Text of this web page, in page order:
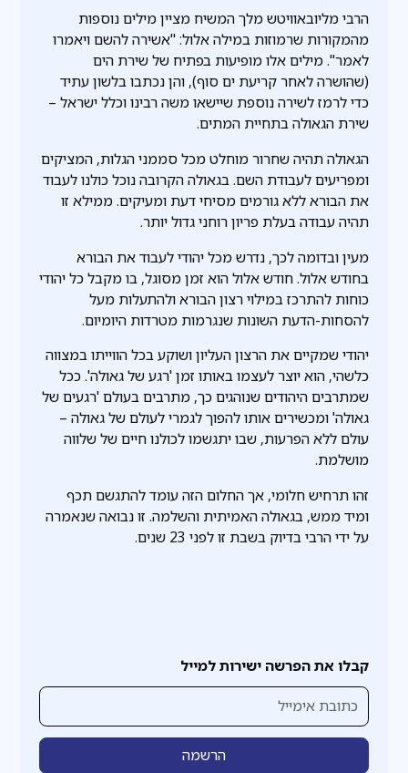
קבלו את הפרשה ישירות למייל
הרבי מליובאוויטש מלך המשיח מציין מילים נוספות
מהמקורות שרמוזות במילה אלול: "אשירה להשם ויאמרו
לאמר". מילים אלו מופיעות בפתיח של שירת הים
(שהושרה לאחר קריעת ים סוף), והן נכתבו בלשון עתיד
כדי לרמז לשירה נוספת שיישאו משה רבינו וכלל ישראל –
שירת הגאולה בתחיית המתים.
הגאולה תהיה שחרור מוחלט מכל סממני הגלות, המציקים
ומפריעים לעבודת השם. בגאולה הקרובה נוכל כולנו לעבוד
את הבורא ללא גורמים מסיחי דעת ומעיקים. ממילא זו
תהיה עבודה בעלת פריון רוחני גדול יותר.
מעין ובדומה לכך, נדרש מכל יהודי לעבוד את הבורא
בחודש אלול. חודש אלול הוא זמן מסוגל, בו מקבל כל יהודי
כוחות להתרכז במילוי רצון הבורא ולהתעלות מעל
להסחות-הדעת השונות שנגרמות מטרדות היומיום.
יהודי שמקיים את הרצון העליון ושוקע בכל הווייתו במצווה
כלשהי, הוא יוצר לעצמו באותו זמן 'רגע של גאולה'. ככל
שמתרבים היהודים שנוהגים כך, מתרבים בעולם 'רגעים של
גאולה' ומכשירים אותו להפוך לגמרי לעולם של גאולה –
עולם ללא הפרעות, שבו יתגשמו לכולנו חיים של שלווה
מושלמת.
זהו תרחיש חלומי, אך החלום הזה עומד להתגשם תכף
ומיד ממש, בגאולה האמיתית והשלמה. זו נבואה שנאמרה
על ידי הרבי בדיוק בשבת זו לפני 23 שנים.